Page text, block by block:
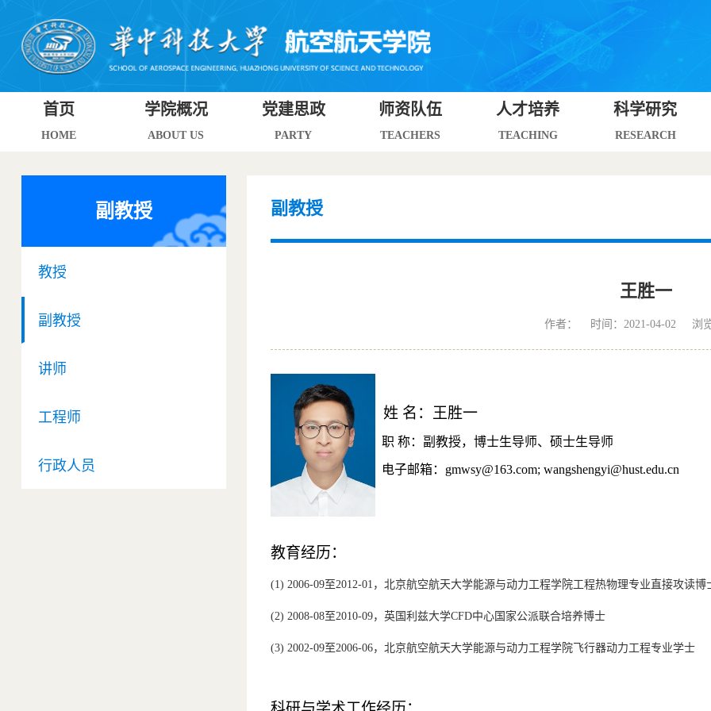
首页
HOME
学院概况
ABOUT US
党建思政
PARTY
师资队伍
TEACHERS
人才培养
TEACHING
科学研究
RESEARCH
副教授
教授
副教授
讲师
工程师
行政人员
副教授
王胜一
作者： 时间：2021-04-02 浏
姓 名：王胜一
职 称：副教授，博士生导师、硕士生导师
电子邮箱： gmwsy@163.com; wangshengyi@hust.edu.cn
教育经历：
(1) 2006-09至2012-01 ，北京航空航天大学能源与动力工程学院工程热物理专业直接攻读博
(2) 2008-08至2010-09，英国利兹大学CFD中心国家公派联合培养博士
(3) 2002-09至2006-06，北京航空航天大学能源与动力工程学院飞行器动力工程专业学士